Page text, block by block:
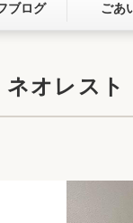
ここちいい
リフォーム
ブログ ごあ
オレスト